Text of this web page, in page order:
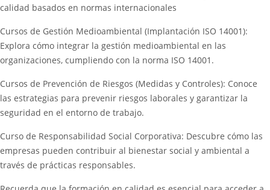
calidad basados en normas internacionales
Cursos de Gestión Medioambiental (Implantación ISO 14001):
Explora cómo integrar la gestión medioambiental en las
organizaciones, cumpliendo con la norma ISO 14001.
Cursos de Prevención de Riesgos (Medidas y Controles): Conoce
las estrategias para prevenir riesgos laborales y garantizar la
seguridad en el entorno de trabajo.
Curso de Responsabilidad Social Corporativa: Descubre cómo las
empresas pueden contribuir al bienestar social y ambiental a
través de prácticas responsables.